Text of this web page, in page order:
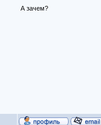
А зачем?